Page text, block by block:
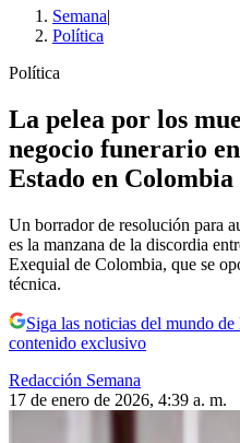
Semana|
Política
Política
La pelea por los
negocio funerario
Estado en Colombia
Un borrador de resolución para
es la manzana de la discordia
Exequial de Colombia, que se
técnica.
Siga las noticias del mundo
contenido exclusivo
Redacción Semana
17 de enero de 2026, 4:39 a. m.